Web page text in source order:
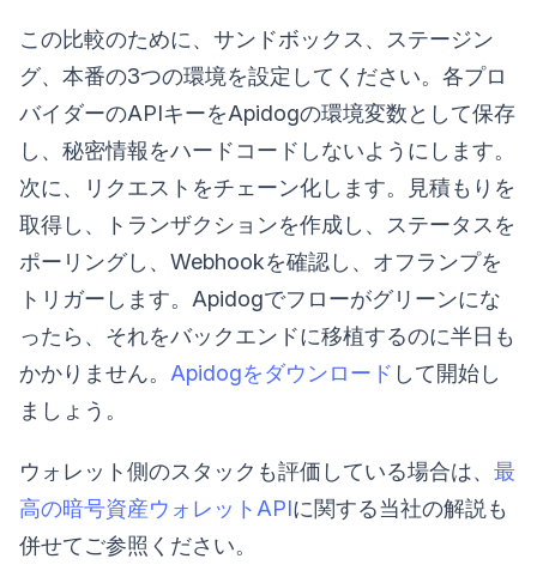
この比較のために、サンドボックス、ステージン
グ、本番の3つの環境を設定してください。各プロ
バイダーのAPIキーをApidogの環境変数として保存
し、秘密情報をハードコードしないようにします。
次に、リクエストをチェーン化します。見積もりを
取得し、トランザクションを作成し、ステータスを
ポーリングし、Webhookを確認し、オフランプを
トリガーします。Apidogでフローがグリーンにな
ったら、それをバックエンドに移植するのに半日も
かかりません。 Apidogをダウンロード して開始し
ましょう。
ウォレット側のスタックも評価している場合は、 最
高の暗号資産ウォレットAPIに関する当社の解説も
併せてご参照ください。